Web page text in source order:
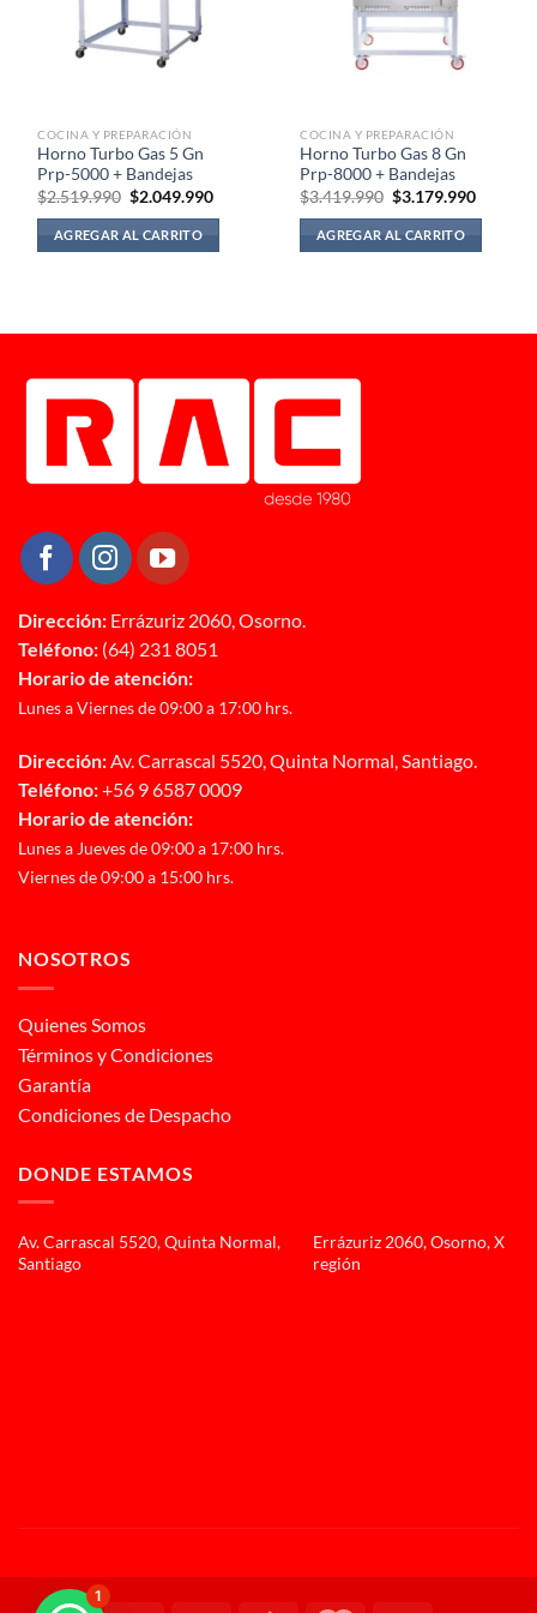
COCINA Y PREPARACIÓN
Horno Turbo Gas 5 Gn
Prp-5000 + Bandejas
$2.519.990 El
original
era:
$2.519.990.
$2.049.990El
$2.049.990.
AGREGAR AL CARRITO
COCINA Y PREPARACIÓN
Horno Turbo Gas 8 Gn
Prp-8000 + Bandejas
$3.419.990 El
original
era:
$3.419.990.
$3.179.990El
AGREGAR AL CARRITO
Dirección: Errázuriz 2060, Osorno.
Teléfono: (64) 231 8051
Horario de atención:
Lunes a Viernes de 09:00 a 17:00 hrs.
Dirección: Av. Carrascal 5520, Quinta Normal, Santiago.
Teléfono:+56 9 6587 0009
Horario de atención:
Lunes a Jueves de 09:00 a 17:00 hrs.
Viernes de 09:00 a 15:00 hrs.
NOSOTROS
Quienes Somos
Términos y Condiciones
Garantía
Condiciones de Despacho
DONDE ESTAMOS
Av. Carrascal 5520, Quinta Normal,
Santiago
Errázuriz 2060, Osorno, X
región
1